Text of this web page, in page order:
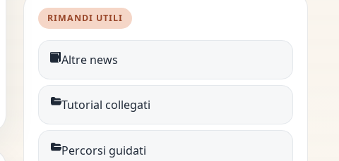
RIMANDI UTILI
Altre news
Tutorial collegati
Percorsi guidati